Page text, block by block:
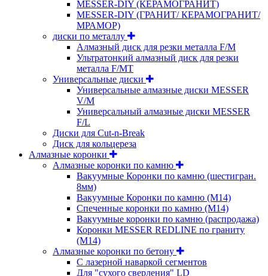
MESSER-DIY (КЕРАМОГРАНИТ)
MESSER-DIY (ГРАНИТ/ КЕРАМОГРАНИТ/
МРАМОР)
диски по металлу
Алмазный диск для резки металла F/M
Ультратонкий алмазный диск для резки
металла F/MT
Универсальные диски
Универсальные алмазные диски MESSER
V/M
Универсальный алмазные диски MESSER
F/L
Диски для Cut-n-Break
Диск для кольцереза
Алмазные коронки
Алмазные коронки по камню
Вакуумные Коронки по камню (шестигран.
8мм)
Вакуумные Коронки по камню (M14)
Спеченные коронки по камню (M14)
Вакуумные коронки по камню (распродажа)
Коронки MESSER REDLINE по граниту
(М14)
Алмазные коронки по бетону
С лазерной наваркой сегментов
Для "сухого сверления" LD